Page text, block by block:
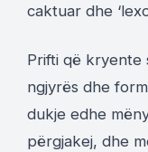
caktuar dhe
Prifti që kryente
ngjyrës dhe
dukje edhe
përgjakej, dhe